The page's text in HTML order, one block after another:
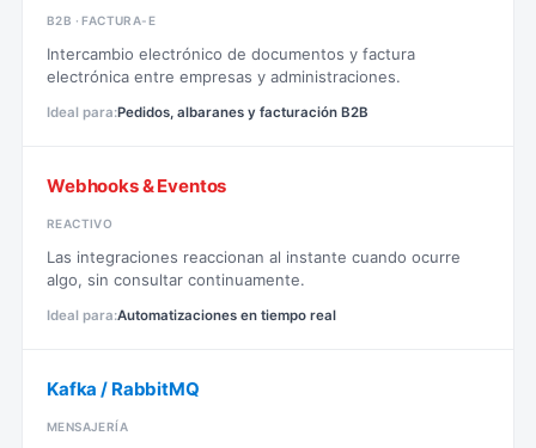
B2B · FACTURA-E
Intercambio electrónico de documentos y factura
electrónica entre empresas y administraciones.
Pedidos, albaranes y facturación B2B
Webhooks & Eventos
REACTIVO
Las integraciones reaccionan al instante cuando ocurre
algo, sin consultar continuamente.
Automatizaciones en tiempo real
Kafka / RabbitMQ
MENSAJERÍA